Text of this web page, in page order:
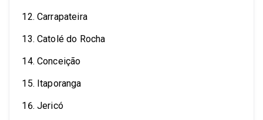
Carrapateira
Catolé do Rocha
Conceição
Itaporanga
Jericó